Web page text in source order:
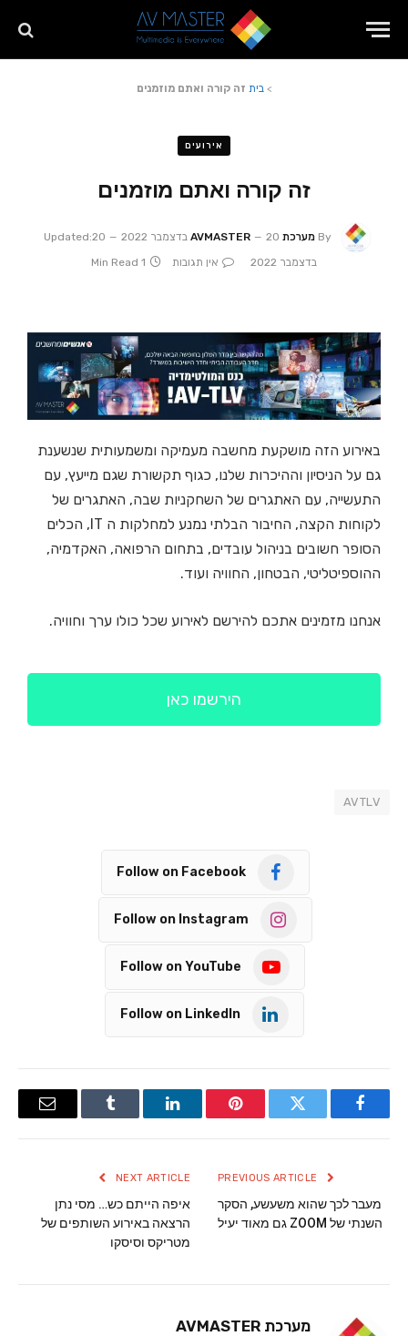
>בית זה קורה ואתם מוזמנים
אירועים
זה קורה ואתם מוזמנים
By מערכת AVMASTER 20 בדצמבר 2022 Updated:20
בדצמבר 2022
אין תגובות 1 Min Read
באירוע הזה מושקעת מחשבה מעמיקה ומשמעותית שנשענת
גם על הניסיון וההיכרות שלנו, כגוף תקשורת שגם מייעץ, עם
התעשייה, עם האתגרים של השחקניות שבה, האתגרים של
לקוחות הקצה, החיבור הבלתי נמנע למחלקות ה IT, הכלים
הסופר חשובים בניהול עובדים, בתחום הרפואה, האקדמיה,
ההוספיטליטי, הבטחון, החוויה ועוד.
אנחנו מזמינים אתכם להירשם לאירוע שכל כולו ערך וחוויה.
הירשמו כאן
AVTLV
Follow on Facebook
Follow on Instagram
Follow on YouTube
Follow on LinkedIn
Facebook
Twitter
Pinterest
LinkedIn
Tumblr
Email
מעבר לכך שהוא משעשע, הסקר
השנתי של ZOOM גם מאוד יעיל
NEXT ARTICLE
איפה הייתם כש… מסי נתן
הרצאה באירוע השותפים של
מטריקס וסיסקו
מערכת AVMASTER